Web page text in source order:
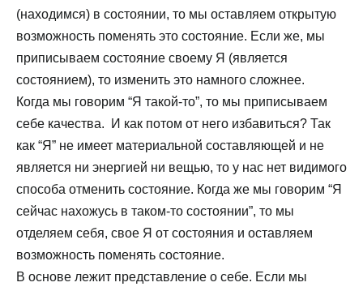
(находимся) в состоянии, то мы оставляем открытую
возможность поменять это состояние. Если же, мы
приписываем состояние своему Я (является
состоянием), то изменить это намного сложнее.
Когда мы говорим “Я такой-то”, то мы приписываем
себе качества. И как потом от него избавиться? Так
как “Я” не имеет материальной составляющей и не
является ни энергией ни вещью, то у нас нет видимого
способа отменить состояние. Когда же мы говорим “Я
сейчас нахожусь в таком-то состоянии”, то мы
отделяем себя, свое Я от состояния и оставляем
возможность поменять состояние.
В основе лежит представление о себе. Если мы